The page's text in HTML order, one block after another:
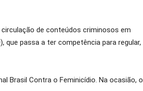
de conteúdos criminosos em
que passa a ter competência para regular,
Brasil Contra o Feminicídio. Na ocasião, o